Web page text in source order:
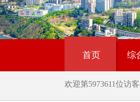
首页 综
欢迎第5973611位访客